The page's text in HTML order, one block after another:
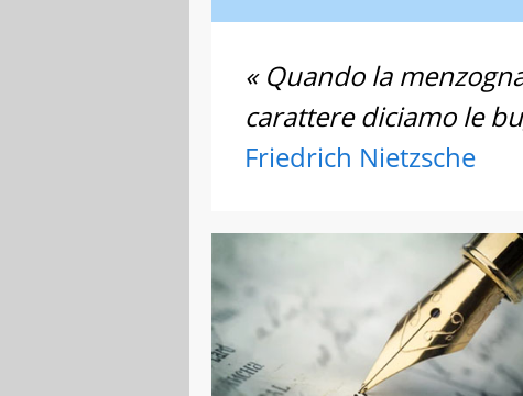
« Quando la
carattere diciamo le
Friedrich Nietzsche